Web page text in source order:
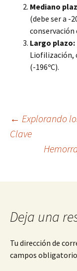
Mediano
(debe ser a -
conservación
Largo plazo:
Liofilización,
(-196ºC).
← Explorando
Clave
Deja una
Tu dirección de
campos